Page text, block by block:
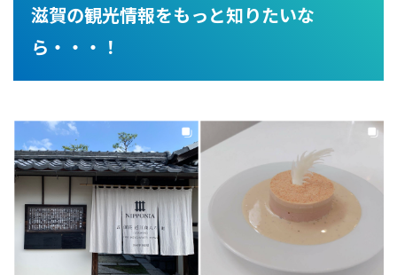
滋賀の観光情報をもっと知りたいな
ら・・・！